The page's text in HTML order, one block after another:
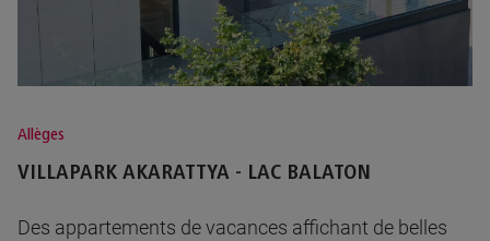
Allèges
VILLAPARK AKARATTYA - LAC BALATON
Des appartements de vacances affichant de belles